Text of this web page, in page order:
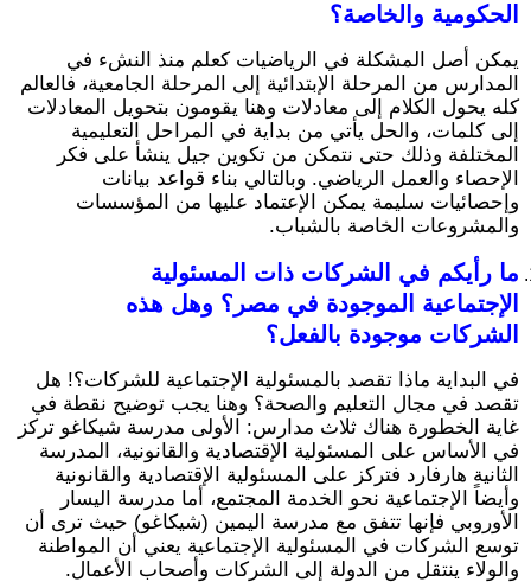
الحكومية والخاصة؟
يمكن أصل المشكلة في الرياضيات كعلم منذ النشء في
المدارس من المرحلة الإبتدائية إلى المرحلة الجامعية، فالعالم
كله يحول الكلام إلى معادلات وهنا يقومون بتحويل المعادلات
إلى كلمات، والحل يأتي من بداية في المراحل التعليمية
المختلفة وذلك حتى نتمكن من تكوين جيل ينشأ على فكر
الإحصاء والعمل الرياضي. وبالتالي بناء قواعد بيانات
وإحصائيات سليمة يمكن الإعتماد عليها من المؤسسات
والمشروعات الخاصة بالشباب.
ما رأيكم في الشركات ذات المسئولية
الإجتماعية الموجودة في مصر؟ وهل هذه
الشركات موجودة بالفعل؟
في البداية ماذا تقصد بالمسئولية الإجتماعية للشركات؟! هل
تقصد في مجال التعليم والصحة؟ وهنا يجب توضيح نقطة في
غاية الخطورة هناك ثلاث مدارس: الأولى مدرسة شيكاغو تركز
في الأساس على المسئولية الإقتصادية والقانونية، المدرسة
الثانية هارفارد فتركز على المسئولية الإقتصادية والقانونية
وأيضاً الإجتماعية نحو الخدمة المجتمع، أما مدرسة اليسار
الأوروبي فإنها تتفق مع مدرسة اليمين (شيكاغو) حيث ترى أن
توسع الشركات في المسئولية الإجتماعية يعني أن المواطنة
والولاء ينتقل من الدولة إلى الشركات وأصحاب الأعمال.